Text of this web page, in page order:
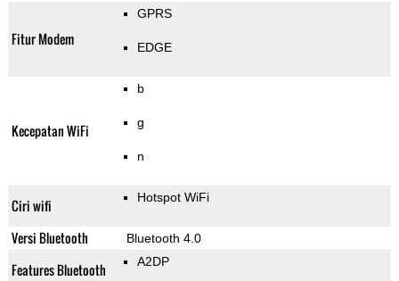
Fitur Modem
GPRS
EDGE
Kecepatan WiFi
b
g
n
Ciri wifi Hotspot WiFi
Versi Bluetooth Bluetooth 4.0
Features Bluetooth A2DP